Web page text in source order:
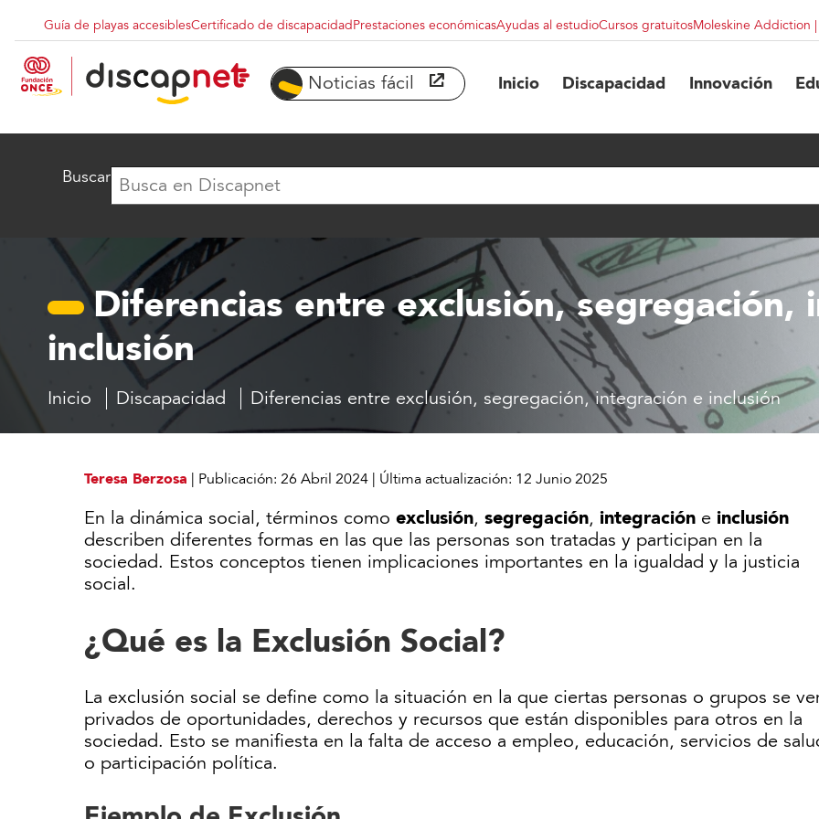
Menu superior destacados
Guía de playas accesiblesCertificado de discapacidadPrestaciones económicasAyudas al estudioCursos gratuitosMoleskine Addiction
Noticias fácil abre en ventana nueva
Inicio Discapacidad Innovación
Buscar
Diferencias entre exclusión, segregación,
inclusión
Inicio Discapacidad Diferencias entre exclusión, segregación, integración e inclusión
Teresa Berzosa | Publicación: 26 Abril 2024 | Última actualización: 12 Junio 2025
En la dinámica social, términos como exclusión, segregación, integración e inclusión
describen diferentes formas en las que las personas son tratadas y participan en la
sociedad. Estos conceptos tienen implicaciones importantes en la igualdad y la justicia
social.
¿Qué es la Exclusión Social?
La exclusión social se define como la situación en la que ciertas personas o grupos se
privados de oportunidades, derechos y recursos que están disponibles para otros en la
sociedad. Esto se manifiesta en la falta de acceso a empleo, educación, servicios de
o participación política.